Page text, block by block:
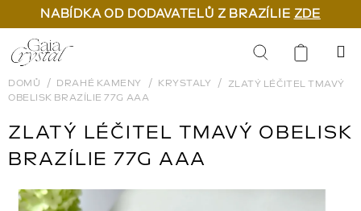
NABÍDKA OD DODAVATELŮ Z BRAZÍLIE ZDE
Přejít
na
obsah
Hledat
DOMŮ DRAHÉ KAMENY KRYSTALY
ZLATÝ LÉČITEL TMAVÝ
OBELISK BRAZÍLIE 77G AAA
ZLATÝ LÉČITEL TMAVÝ OBELISK
BRAZÍLIE 77G AAA